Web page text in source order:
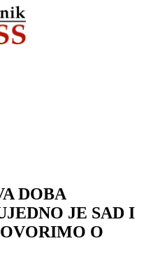
DOBA
JE SAD I
O